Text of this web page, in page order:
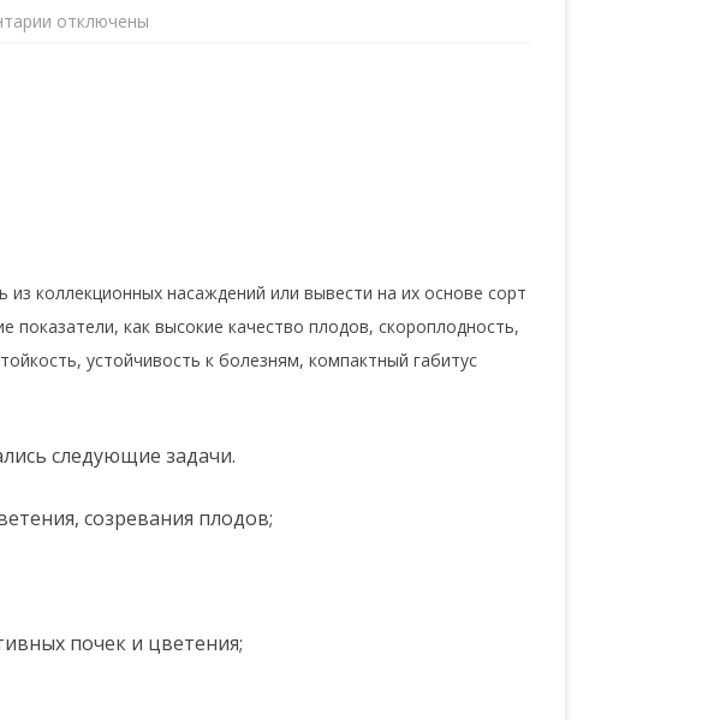
к
С
.
К
у
л
ь
с
ы
е
отключены
коллекционных насаждений или вывести на их основе сорт
как высокие качество плодов, скороплодность,
устойчивость к болезням, компактный габитус
следующие задачи.
созревания плодов;
почек и цветения;